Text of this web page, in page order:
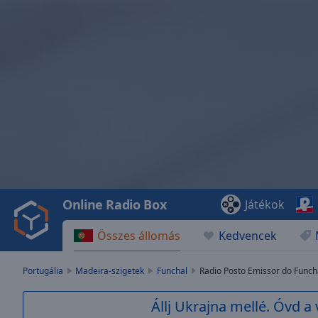
Video
Play
Backward
Skip
Current
Összes állomás Kedvencek
Online Radio Box Játékok
Portugália Madeira-szigetek Funchal Radio Posto Emissor do
Állj Ukrajna mellé. Óvd a